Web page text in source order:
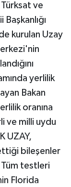
ve
Başkanlığı
kurulan Uzay
yerlilik
Bakan
oranına
ve milli uydu
UZAY,
bileşenler
testleri
Florida